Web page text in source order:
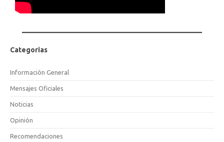
Categorias
Información General
Mensajes Oficiales
Noticias
Opinión
Recomendaciones